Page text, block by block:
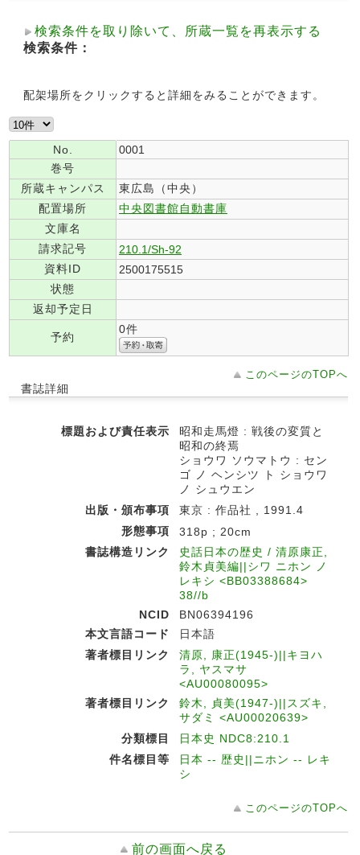
検索条件を取り除いて、所蔵一覧を再表示する
検索条件：
配架場所をクリックすると詳細をみることができます。
No.
0001
巻号
所蔵キャンパス
東広島（中央）
配置場所
中央図書館自動書庫
文庫名
請求記号
210.1/Sh-92
資料ID
2500175515
状態
返却予定日
予約
0件
このページのTOPへ
書誌詳細
標題および責任表示
昭和走馬燈 : 戦後の変質と
昭和の終焉
ショウワ ソウマトウ : セン
ゴ ノ ヘンシツ ト ショウワ
ノ シュウエン
出版・頒布事項
東京 : 作品社 , 1991.4
形態事項
318p ; 20cm
書誌構造リンク
史話日本の歴史 / 清原康正,
鈴木貞美編||シワ ニホン ノ
レキシ <BB03388684>
38//b
NCID
BN06394196
本文言語コード
日本語
著者標目リンク
清原, 康正(1945-)||キヨハ
ラ, ヤスマサ
<AU00080095>
著者標目リンク
鈴木, 貞美(1947-)||スズキ,
サダミ <AU00020639>
分類標目
日本史 NDC8:210.1
件名標目等
日本 -- 歴史||ニホン -- レキ
シ
このページのTOPへ
前の画面へ戻る